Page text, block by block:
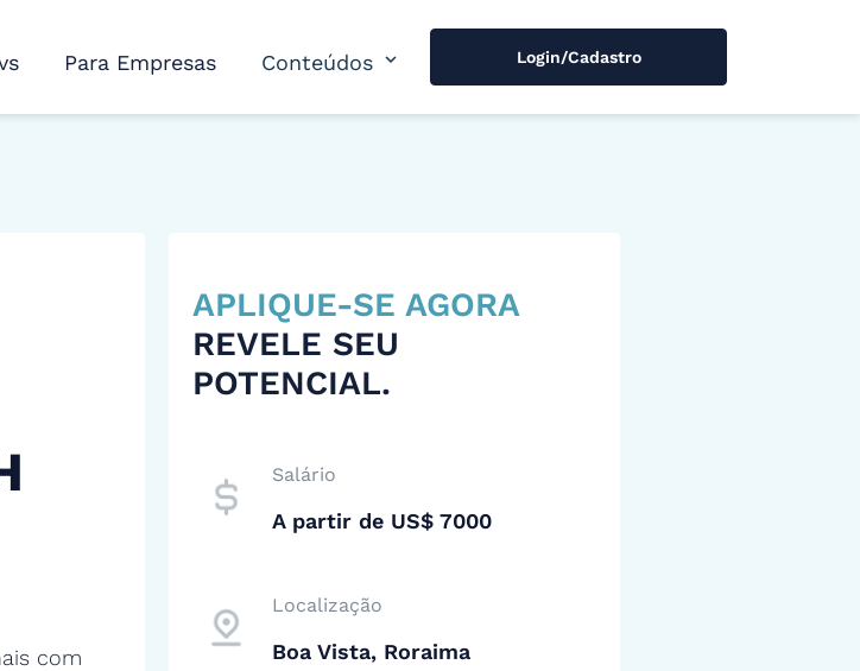
Para Empresas Conteúdos expand_more Login/Cadastro
com
APLIQUE-SE AGORA
REVELE SEU
POTENCIAL.
Salário
A partir de US$ 7000
Localização
Boa Vista, Roraima